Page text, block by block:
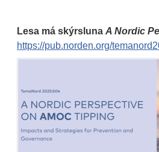
Lesa má skýrsluna A Nordic
https://pub.norden.org/